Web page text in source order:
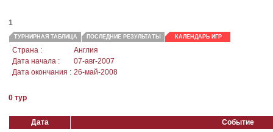
1
ТУРНИРНАЯ ТАБЛИЦА ПОСЛЕДНИЕ РЕЗУЛЬТАТЫ КАЛЕНДАРЬ ИГР
Страна :
Англия
Дата начала :
07-авг-2007
Дата окончания : 26-май-2008
0 тур
Дата
Событие